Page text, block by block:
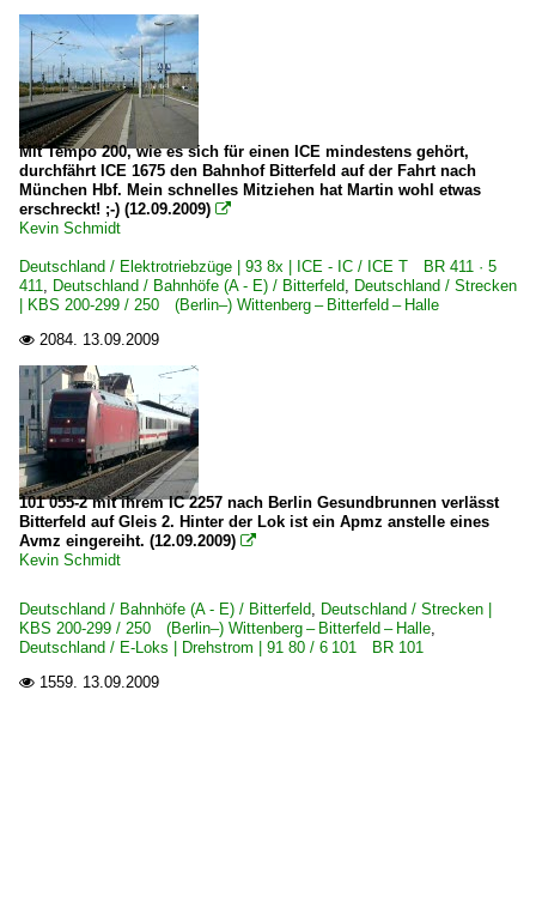
ICE T BR 411 · 5 411
Güterverkehr
Gemischte Güterzüge
Regional- und Fernzüge
IC InterCity-Züge
Strecken | KBS 200-299
250 (Berlin–) Wittenberg – Bitterfeld – Halle
Unternehmen (A - K)
Deutsche Gleis- und Tiefbau GmbH ·DGT·
Unternehmen | historisch
MRCE Dispolok GmbH, München ·DISPO· bis 10.2023
Ostseeland Verkehr GmbH - InterConnnex bis 2014
Mit Tempo 200, wie es sich für einen ICE mindestens gehört,
durchfährt ICE 1675 den Bahnhof Bitterfeld auf der Fahrt nach
München Hbf. Mein schnelles Mitziehen hat Martin wohl etwas
erschreckt! ;-) (12.09.2009) 
Kevin Schmidt
Deutschland / Elektrotriebzüge | 93 8x | ICE - IC / ICE T BR 411 · 5
411, Deutschland / Bahnhöfe (A - E) / Bitterfeld, Deutschland / Strecken
| KBS 200-299 / 250 (Berlin–) Wittenberg – Bitterfeld – Halle
 2084. 13.09.2009
101 055-2 mit ihrem IC 2257 nach Berlin Gesundbrunnen verlässt
Bitterfeld auf Gleis 2. Hinter der Lok ist ein Apmz anstelle eines
Avmz eingereiht. (12.09.2009) 
Kevin Schmidt
Deutschland / Bahnhöfe (A - E) / Bitterfeld, Deutschland / Strecken |
KBS 200-299 / 250 (Berlin–) Wittenberg – Bitterfeld – Halle,
Deutschland / E-Loks | Drehstrom | 91 80 / 6 101 BR 101
 1559. 13.09.2009